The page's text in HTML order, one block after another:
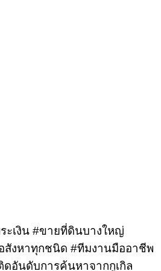
เงิน #ขายที่ดินบางใหญ่
งหาทุกชนิด #ทีมงานมืออาชีพ
อันดับการค้นหาจากกูเกิล